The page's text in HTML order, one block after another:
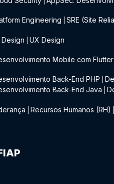
Engineering SRE (Site
Design UX Design
Mobile com Flutter
Back-End PHP
Back-End Java
Recursos Humanos (RH)